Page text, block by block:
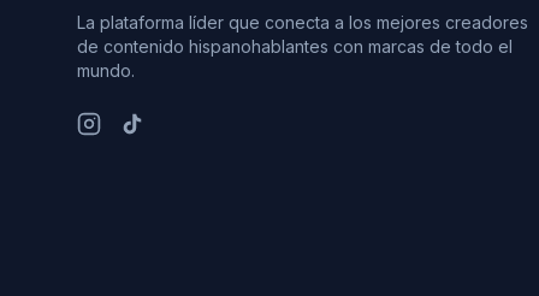
La plataforma líder que conecta a los mejores creadores
de contenido hispanohablantes con marcas de todo el
mundo.